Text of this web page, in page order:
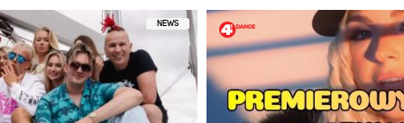
NEWS